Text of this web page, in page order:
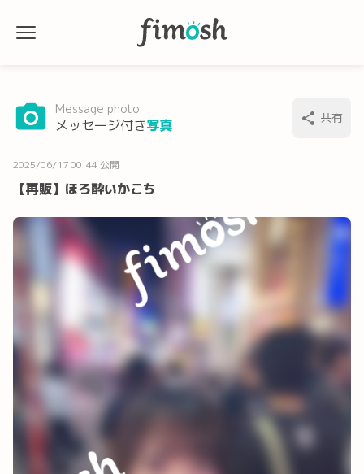
Message photo
メッセージ付き写真 共有
2025/06/17 00:44 公開
【再販】ほろ酔いかこち